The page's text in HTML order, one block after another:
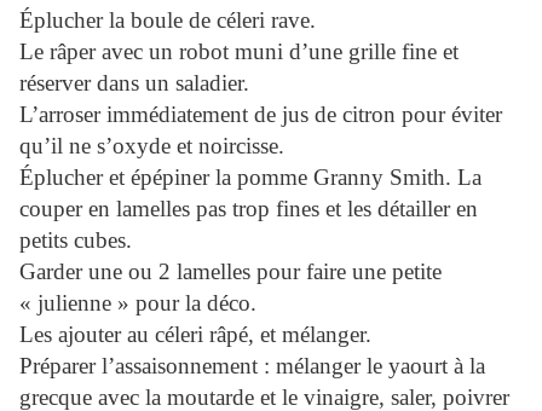
Éplucher la boule de céleri rave.
Le râper avec un robot muni d’une grille fine et
réserver dans un saladier.
L’arroser immédiatement de jus de citron pour éviter
qu’il ne s’oxyde et noircisse.
Éplucher et épépiner la pomme Granny Smith. La
couper en lamelles pas trop fines et les détailler en
petits cubes.
Garder une ou 2 lamelles pour faire une petite
« julienne » pour la déco.
Les ajouter au céleri râpé, et mélanger.
Préparer l’assaisonnement : mélanger le yaourt à la
grecque avec la moutarde et le vinaigre, saler, poivrer